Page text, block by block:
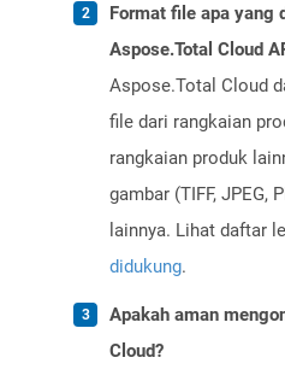
Format file apa yang
Aspose.Total Cloud
Aspose.Total Cloud
file dari rangkaian
rangkaian produk
gambar (TIFF, JPEG,
lainnya. Lihat daftar
didukung.
Apakah aman
Cloud?